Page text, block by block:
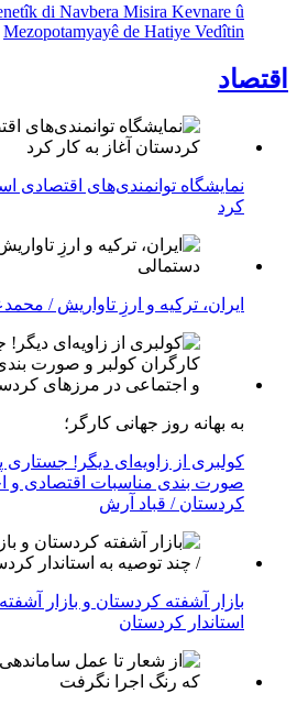
di Navbera Misira Kevnare û
Mezopotamyayê de Hatiye Vedîtin
اقتصاد
نمایشگاه توانمندی‌های اقتصادی
کرد
ایران، ترکیه و ارزِ تاواریش /
به بهانه روز جهانی کارگر؛
کولبری از زاویه‌ای دیگر! جستاری
صورت بندی مناسبات اقتصادی و
کردستان / قباد آرش
بازار آشفته کردستان و بازار
استاندار کردستان